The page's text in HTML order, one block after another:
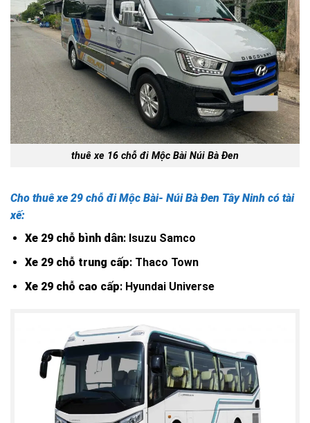
thuê xe 16 chỗ đi Mộc Bài Núi Bà Đen
Cho thuê xe 29 chỗ điMộc Bài- Núi Bà Đen Tây Ninh có tài
xế:
Xe 29 chỗ bình dân: Isuzu Samco
Xe 29 chỗ trung cấp: Thaco Town
Xe 29 chỗ cao cấp: Hyundai Universe